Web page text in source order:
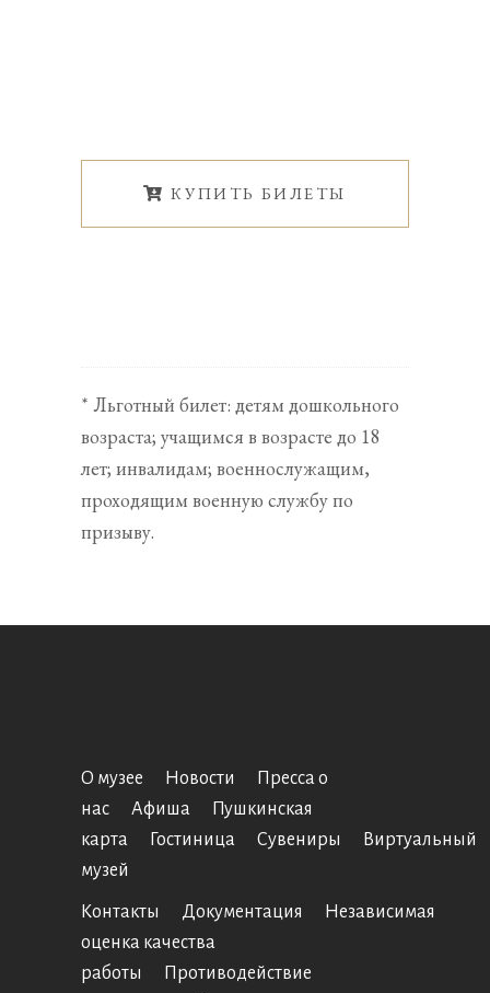
КУПИТЬ БИЛЕТЫ
* Льготный билет: детям дошкольного
возраста; учащимся в возрасте до 18
лет; инвалидам; военнослужащим,
проходящим военную службу по
призыву.
О музее Новости
Пресса о
нас
Афиша
Пушкинская
карта
Гостиница Сувениры
Виртуальный
музей
Контакты Документация
Независимая
оценка качества
работы
Противодействие